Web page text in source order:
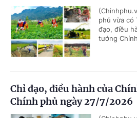
phủ vừa có
đạo, điều
tướng
Chỉ đạo, điều hành của
Chính phủ ngày 27/7/2026